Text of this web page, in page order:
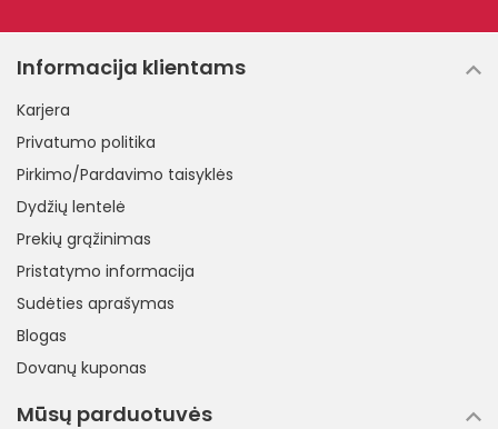
Informacija klientams
Karjera
Privatumo politika
Pirkimo/Pardavimo taisyklės
Dydžių lentelė
Prekių grąžinimas
Pristatymo informacija
Sudėties aprašymas
Blogas
Dovanų kuponas
Mūsų parduotuvės